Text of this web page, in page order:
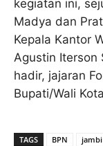
kegiatan ini,
Madya dan
Kepala Kantor
Agustin Iterson
hadir, jajaran
Bupati/Wali
TAGS BPN jambi